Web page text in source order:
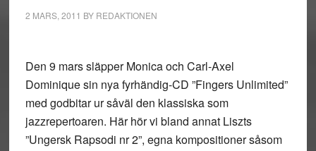
2 MARS, 2011 BY REDAKTIONEN
Den 9 mars släpper Monica och Carl-Axel
Dominique sin nya fyrhändig-CD ”Fingers Unlimited”
med godbitar ur såväl den klassiska som
jazzrepertoaren. Här hör vi bland annat Liszts
”Ungersk Rapsodi nr 2”, egna kompositioner såsom